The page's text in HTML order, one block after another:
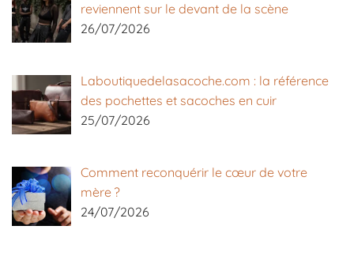
reviennent sur le devant de la scène
26/07/2026
Laboutiquedelasacoche.com : la référence
des pochettes et sacoches en cuir
25/07/2026
Comment reconquérir le cœur de votre
mère ?
24/07/2026